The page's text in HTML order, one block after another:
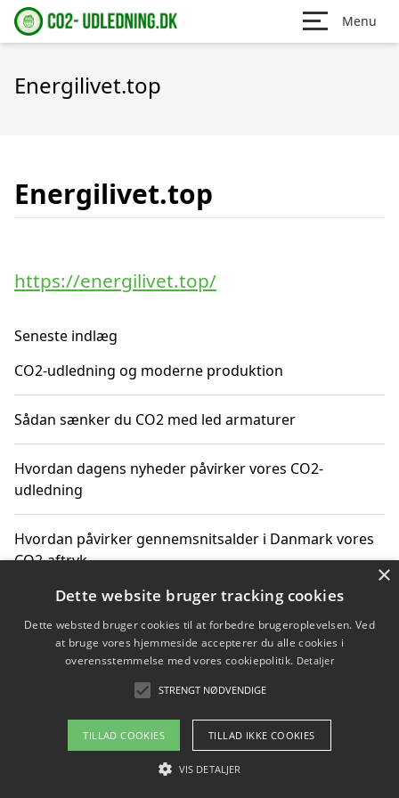
Menu
Energilivet.top
Energilivet.top
https://energilivet.top/
Seneste indlæg
CO2-udledning og moderne produktion
Sådan sænker du CO2 med led armaturer
Hvordan dagens nyheder påvirker vores CO2-
udledning
Hvordan påvirker gennemsnitsalder i Danmark vores
CO2-aftryk
Hvordan nyheder om CO2-udledning påvirker vores
hverdag
Om / kontakt
Blog Betingelser
×
Dette website bruger tracking cookies
Dette websted bruger cookies til at forbedre brugeroplevelsen. Ved
at bruge vores hjemmeside accepterer du alle cookies i
overensstemmelse med vores cookiepolitik. Detaljer
STRENGT NØDVENDIGE
TILLAD COOKIES TILLAD IKKE COOKIES
VIS DETALJER